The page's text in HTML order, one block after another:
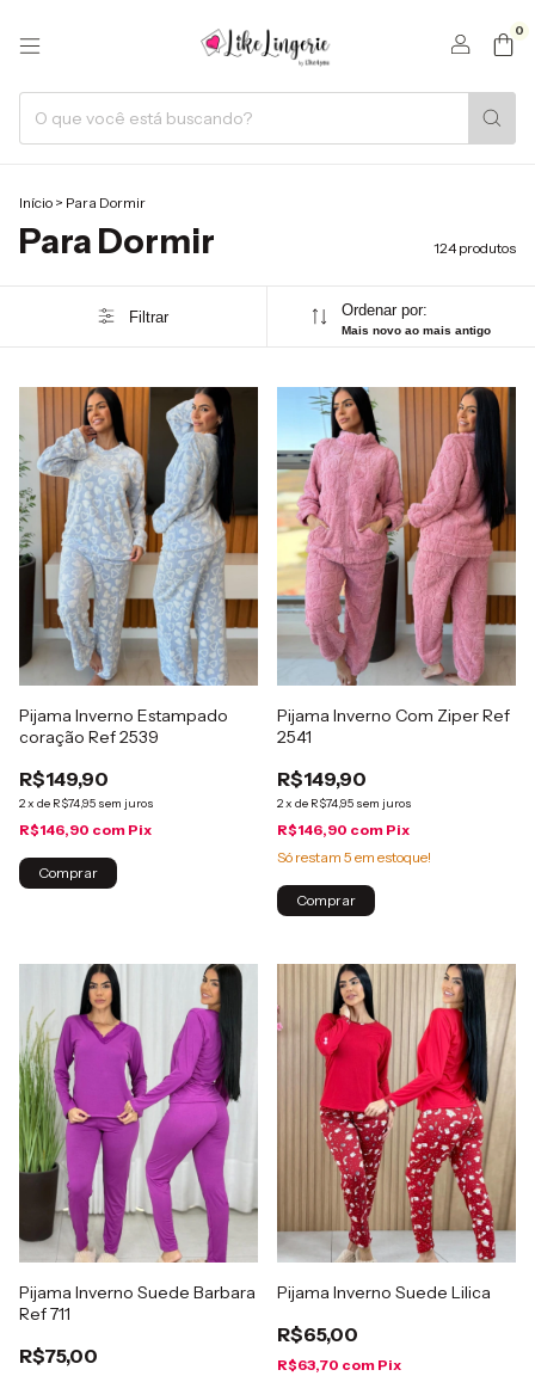
0
Início > Para Dormir
Para Dormir 124 produtos
Filtrar Ordenar por:
Mais novo ao mais antigo
Pijama Inverno Estampado
coração Ref 2539
R$149,90
2x de R$74,95 sem juros
R$146,90 com Pix
Comprar
Pijama Inverno Com Ziper Ref
2541
R$149,90
2x de R$74,95 sem juros
R$146,90 com Pix
Só restam 5 em estoque!
Comprar
Pijama Inverno Suede Barbara
Ref 711
R$75,00
Pijama Inverno Suede Lilica
R$65,00
R$63,70 com Pix